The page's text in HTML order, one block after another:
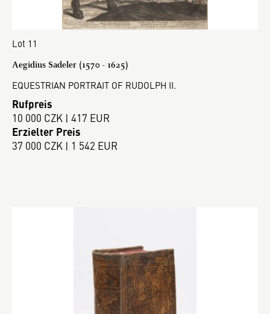
Lot 11
Aegidius Sadeler (1570 - 1625)
EQUESTRIAN PORTRAIT OF RUDOLPH II.
Rufpreis
10 000 CZK | 417 EUR
Erzielter Preis
37 000 CZK | 1 542 EUR